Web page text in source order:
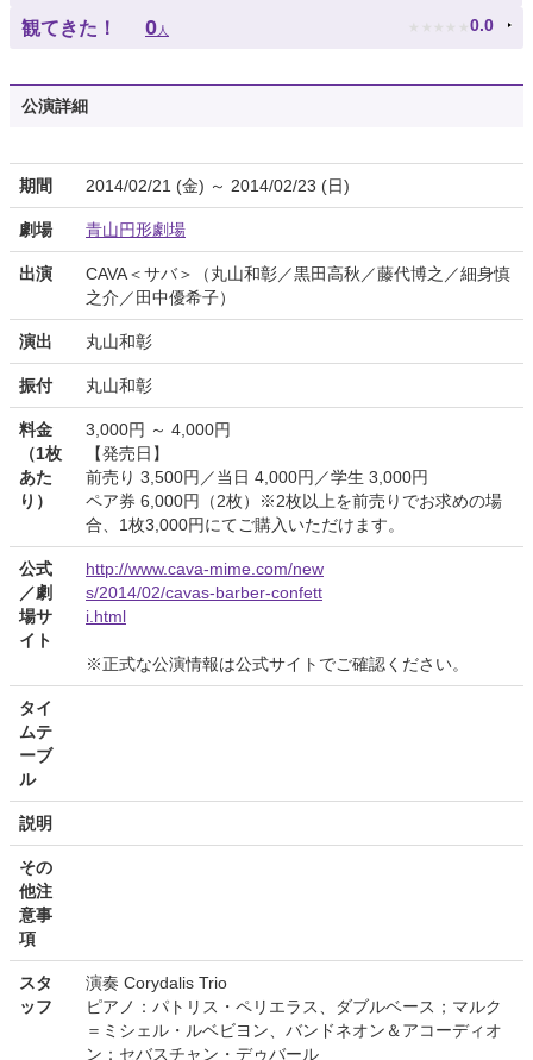
観てきた！ 0人 ★ ★ ★ ★ ★ 0.0
公演詳細
期間 2014/02/21 (金) ～ 2014/02/23 (日)
劇場 青山円形劇場
出演
CAVA＜サバ＞（丸山和彰／黒田高秋／藤代博之／細身慎
之介／田中優希子）
演出 丸山和彰
振付 丸山和彰
料金
（1枚
あた
り）
3,000円 ～ 4,000円
【発売日】
前売り 3,500円／当日 4,000円／学生 3,000円
ペア券 6,000円（2枚）※2枚以上を前売りでお求めの場
合、1枚3,000円にてご購入いただけます。
公式
／劇
場サ
イト
http://www.cava-mime.com/new
s/2014/02/cavas-barber-confett
i.html
※正式な公演情報は公式サイトでご確認ください。
タイ
ムテ
ーブ
ル
説明
その
他注
意事
項
スタ
ッフ
演奏 Corydalis Trio​
ピアノ：パトリス・ペリエラス、ダブルベース；マルク
＝ミシェル・ルベビヨン、バンドネオン＆アコーディオ
ン：セバスチャン・デゥバール